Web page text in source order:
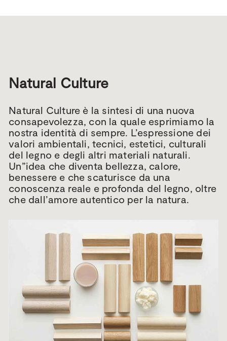
Natural Culture
Natural Culture è la sintesi di una nuova
consapevolezza, con la quale esprimiamo la
nostra identità di sempre. L’espressione dei
valori ambientali, tecnici, estetici, culturali
del legno e degli altri materiali naturali.
Un”idea che diventa bellezza, calore,
benessere e che scaturisce da una
conoscenza reale e profonda del legno, oltre
che dall’amore autentico per la natura.